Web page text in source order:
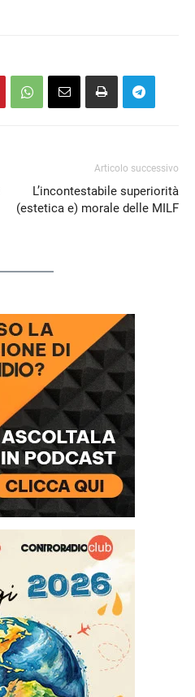
Articolo successivo
L’incontestabile superiorità
(estetica e) morale delle MILF